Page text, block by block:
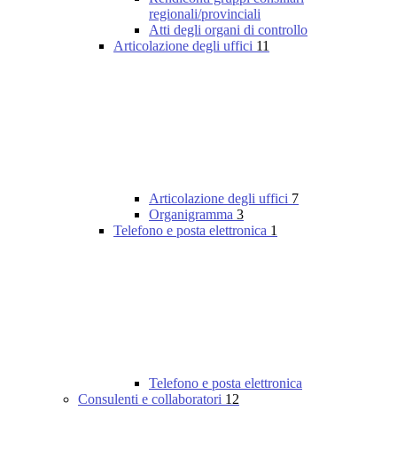
regionali/provinciali
Atti degli organi di controllo
Articolazione degli uffici 11
Articolazione degli uffici 7
Organigramma 3
Telefono e posta elettronica 1
Telefono e posta elettronica
Consulenti e collaboratori 12